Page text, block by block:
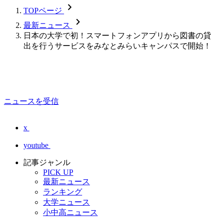
TOPページ chevron_forward
最新ニュース chevron_forward
日本の大学で初！スマートフォンアプリから図書の貸
出を行うサービスをみなとみらいキャンパスで開始！
ニュースを受信
x
youtube
記事ジャンル
PICK UP
最新ニュース
ランキング
大学ニュース
小中高ニュース